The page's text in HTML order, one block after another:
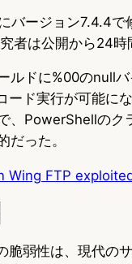
バージョン7.4.4
者は公開から24時
ルドに%00のnull
ード実行が可能に
、PowerShellの
だった。
Wing FTP
脆弱性は、現代の